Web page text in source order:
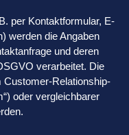
per Kontaktformular, E-
werden die Angaben
und deren
verarbeitet. Die
Customer-Relationship-
oder vergleichbarer